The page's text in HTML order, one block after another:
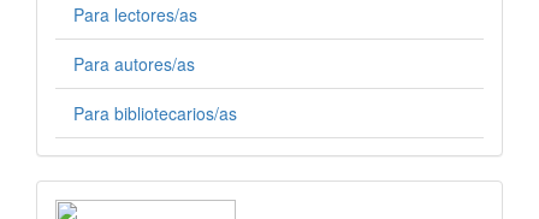
Para lectores/as
Para autores/as
Para bibliotecarios/as